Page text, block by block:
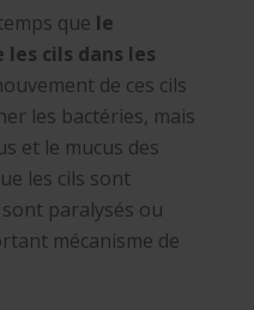
que le
cils dans les
de ces cils
les bactéries, mais
et le mucus des
les cils sont
paralysés ou
mécanisme de